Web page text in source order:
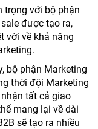
trọng với bộ phận
được tạo ra,
vời về khả năng
bộ phận Marketing
thời đội Marketing
tất cả giao
mang lại về dài
sẽ tạo ra nhiều